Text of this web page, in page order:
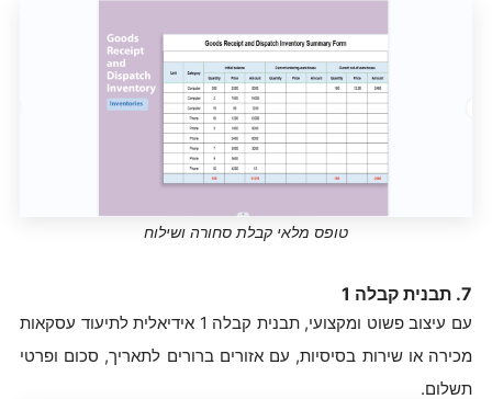
טופס מלאי קבלת סחורה ושילוח
7. תבנית קבלה 1
עם עיצוב פשוט ומקצועי, תבנית קבלה 1 אידיאלית לתיעוד עסקאות
מכירה או שירות בסיסיות, עם אזורים ברורים לתאריך, סכום ופרטי
תשלום.